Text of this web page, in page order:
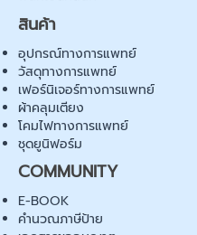
สินค้า
อุปกรณ์ทางการแพทย์
วัสดุทางการแพทย์
เฟอร์นิเจอร์ทางการแพทย์
ผ้าคลุมเตียง
โคมไฟทางการแพทย์
ชุดยูนิฟอร์ม
COMMUNITY
E-BOOK
คำนวณภาษีป้าย